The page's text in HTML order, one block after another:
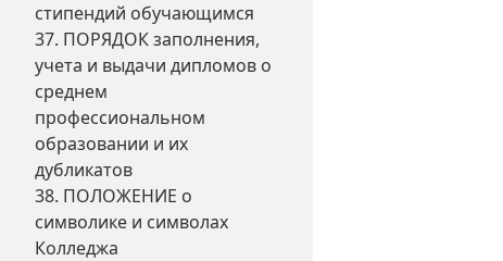
стипендий обучающимся
37. ПОРЯДОК заполнения,
учета и выдачи дипломов о
среднем
профессиональном
образовании и их
дубликатов
38. ПОЛОЖЕНИЕ о
символике и символах
Колледжа